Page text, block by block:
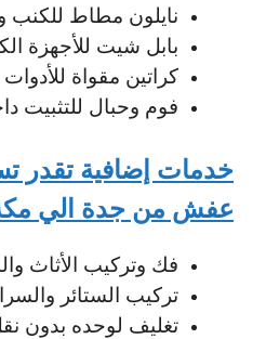
نايلون مطاط للكنب
بابل شيت للأجهزة
كراتين مقواة
فوم وحبال للتثبيت
خدمات إضافية تقدر
عفش من جدة الي
فك وتركيب الأثاث
تركيب الستائر
تغليف لوحده بدون